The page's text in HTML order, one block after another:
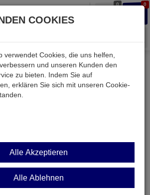
0 0
Kessler electronic
passiv
1,8M
1,8M
0,125W BF 0805
COOKIES
verwendet Cookies, die uns helfen,
und unseren Kunden den
zu bieten. Indem Sie auf
erklären Sie sich mit unseren Cookie-
Alle Akzeptieren
Alle Ablehnen